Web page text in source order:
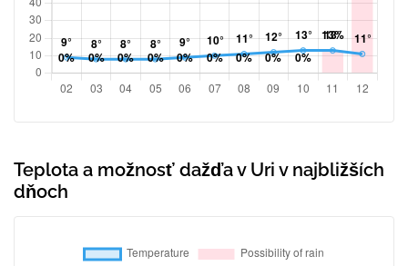
Teplota a možnosť dažďa v Uri v najbližších
dňoch